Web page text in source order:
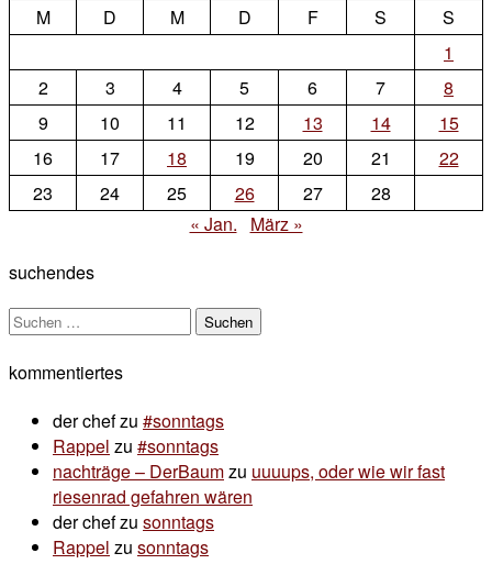
M
D M D F S
S
1
2
3 4 5 6 7
8
9
10 11 12 13 14
15
16
17 18 19 20 21
22
23
24 25 26 27
28
« Jan.
März »
suchendes
Suchen
kommentiertes
der chefzu #sonntags
Rappel zu #sonntags
nachträge – DerBaumzu uuuups, oder wie wir fast
riesenrad gefahren wären
der chefzu sonntags
Rappel zu sonntags